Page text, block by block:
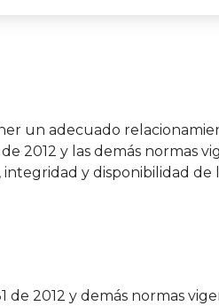
un adecuado
2012 y las demás normas
y disponibilidad de
de 2012 y demás normas